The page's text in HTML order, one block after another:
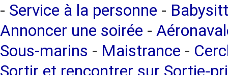
- Service à la personne -
Annoncer une soirée -
Sous-marins - Maistrance -
Sortir et rencontrer sur Sortie-